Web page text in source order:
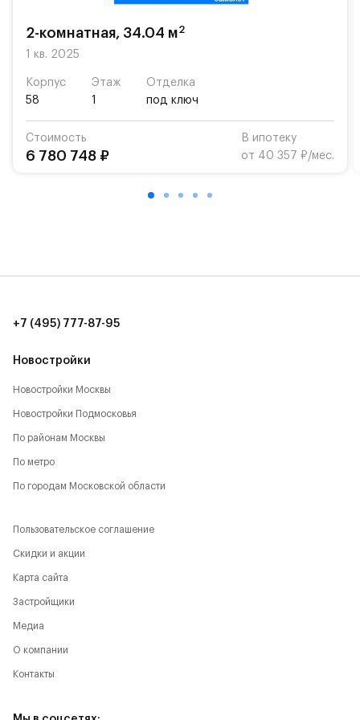
возможность посещения частной гимназии
Для автомобилистов — закрытые озеленённые
Территория квартала приватная, въезд
осуществляется по пропускам.#yan19-2r1509310#
2-комнатная, 34.04 м2
1 кв. 2025
Корпус
58
Этаж
1
Отделка
под ключ
Стоимость
6 780 748 ₽
В ипотеку
от 40 357 ₽/мес.
Новостройки
Новостройки Москвы
Новостройки Подмосковья
По районам Москвы
По метро
По городам Московской области
+7 (495) 777-87-95
Пользовательское соглашение
Скидки и акции
Карта сайта
Застройщики
Медиа
О компании
Контакты